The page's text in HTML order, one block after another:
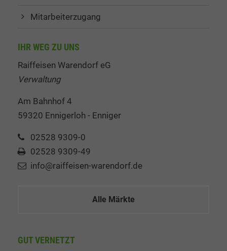
Mitarbeiterzugang
IHR WEG ZU UNS
Raiffeisen Warendorf eG
Verwaltung
Am Bahnhof 4
59320 Ennigerloh - Enniger
02528 9309-0
02528 9309-49
info@raiffeisen-warendorf.de
Alle Märkte
GUT VERNETZT